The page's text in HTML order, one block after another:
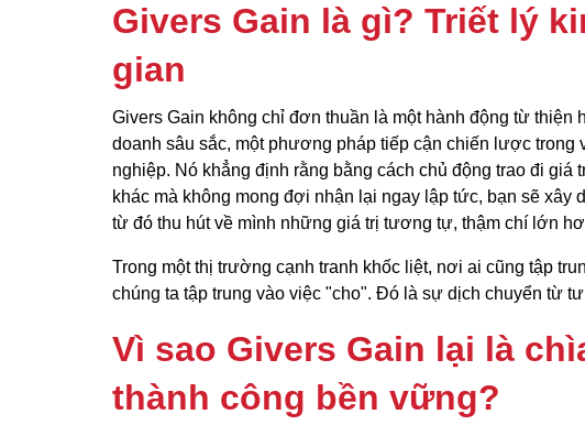
Givers Gain là gì? Triết lý
gian
Givers Gain không chỉ đơn thuần là một hành động từ thiện
doanh sâu sắc, một phương pháp tiếp cận chiến lược trong
nghiệp. Nó khẳng định rằng bằng cách chủ động trao đi
khác mà không mong đợi nhận lại ngay lập tức, bạn sẽ
từ đó thu hút về mình những giá trị tương tự, thậm chí lớn
Trong một thị trường cạnh tranh khốc liệt, nơi ai cũng tập
chúng ta tập trung vào việc "cho". Đó là sự dịch chuyển từ
Vì sao Givers Gain lại là
thành công bền vững?